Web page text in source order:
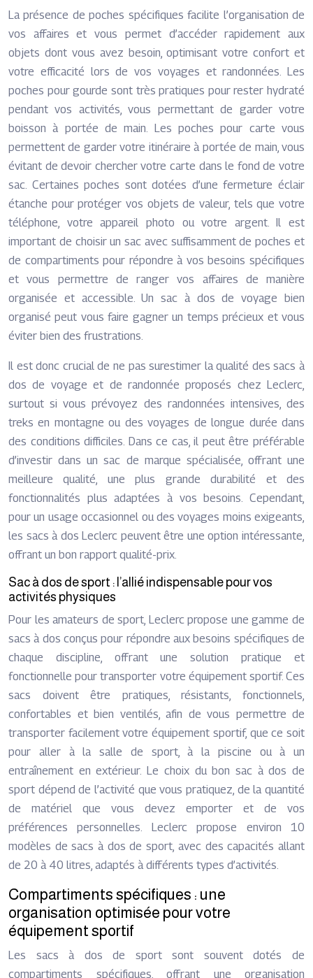
La présence de poches spécifiques facilite l’organisation de
vos affaires et vous permet d’accéder rapidement aux
objets dont vous avez besoin, optimisant votre confort et
votre efficacité lors de vos voyages et randonnées. Les
poches pour gourde sont très pratiques pour rester hydraté
pendant vos activités, vous permettant de garder votre
boisson à portée de main. Les poches pour carte vous
permettent de garder votre itinéraire à portée de main, vous
évitant de devoir chercher votre carte dans le fond de votre
sac. Certaines poches sont dotées d’une fermeture éclair
étanche pour protéger vos objets de valeur, tels que votre
téléphone, votre appareil photo ou votre argent. Il est
important de choisir un sac avec suffisamment de poches et
de compartiments pour répondre à vos besoins spécifiques
et vous permettre de ranger vos affaires de manière
organisée et accessible. Un sac à dos de voyage bien
organisé peut vous faire gagner un temps précieux et vous
éviter bien des frustrations.
Il est donc crucial de ne pas surestimer la qualité des sacs à
dos de voyage et de randonnée proposés chez Leclerc,
surtout si vous prévoyez des randonnées intensives, des
treks en montagne ou des voyages de longue durée dans
des conditions difficiles. Dans ce cas, il peut être préférable
d’investir dans un sac de marque spécialisée, offrant une
meilleure qualité, une plus grande durabilité et des
fonctionnalités plus adaptées à vos besoins. Cependant,
pour un usage occasionnel ou des voyages moins exigeants,
les sacs à dos Leclerc peuvent être une option intéressante,
offrant un bon rapport qualité-prix.
Sac à dos de sport : l’allié indispensable pour vos
activités physiques
Pour les amateurs de sport, Leclerc propose une gamme de
sacs à dos conçus pour répondre aux besoins spécifiques de
chaque discipline, offrant une solution pratique et
fonctionnelle pour transporter votre équipement sportif. Ces
sacs doivent être pratiques, résistants, fonctionnels,
confortables et bien ventilés, afin de vous permettre de
transporter facilement votre équipement sportif, que ce soit
pour aller à la salle de sport, à la piscine ou à un
entraînement en extérieur. Le choix du bon sac à dos de
sport dépend de l’activité que vous pratiquez, de la quantité
de matériel que vous devez emporter et de vos
préférences personnelles. Leclerc propose environ 10
modèles de sacs à dos de sport, avec des capacités allant
de 20 à 40 litres, adaptés à différents types d’activités.
Compartiments spécifiques : une
organisation optimisée pour votre
équipement sportif
Les sacs à dos de sport sont souvent dotés de
compartiments spécifiques, offrant une organisation